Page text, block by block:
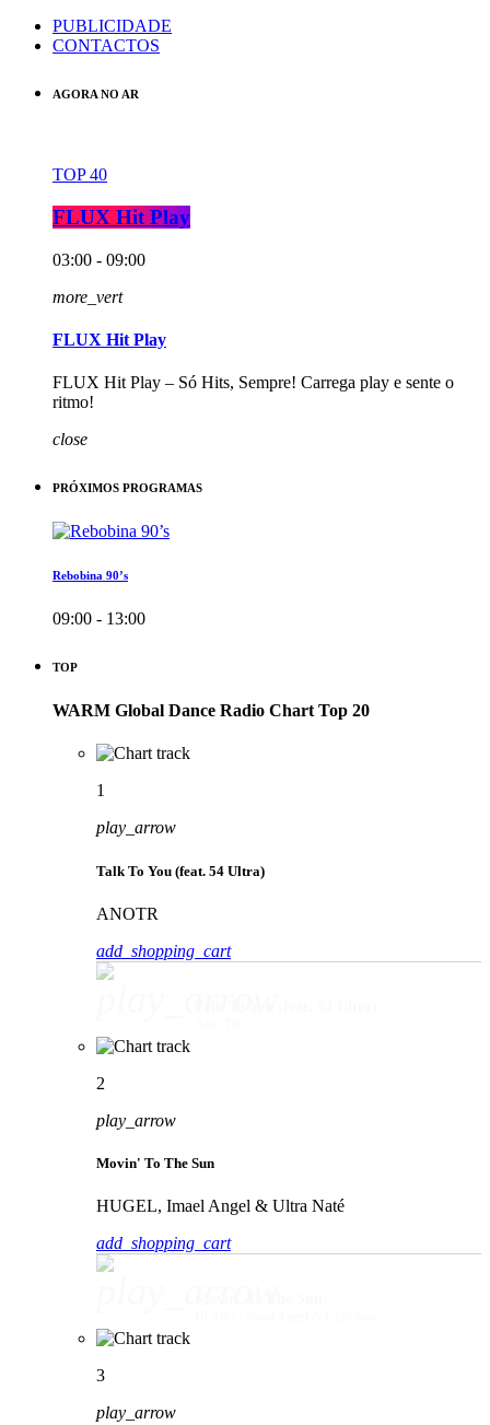
PUBLICIDADE
CONTACTOS
AGORA NO AR
TOP 40
FLUX Hit Play
03:00 - 09:00
more_vert
FLUX Hit Play
FLUX Hit Play – Só Hits, Sempre! Carrega play e sente o
ritmo!
close
PRÓXIMOS PROGRAMAS
Rebobina 90’s
09:00 - 13:00
TOP
WARM Global Dance Radio Chart Top 20
1
play_arrow
Talk To You (feat. 54 Ultra)
ANOTR
add_shopping_cart
2
play_arrow
Movin' To The Sun
HUGEL, Imael Angel & Ultra Naté
add_shopping_cart
3
play_arrow